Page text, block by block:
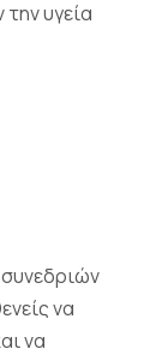
υγεία
να
να